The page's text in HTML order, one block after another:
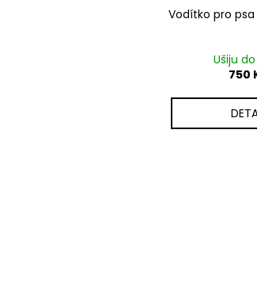
Vodítko pro
Ušiju
750